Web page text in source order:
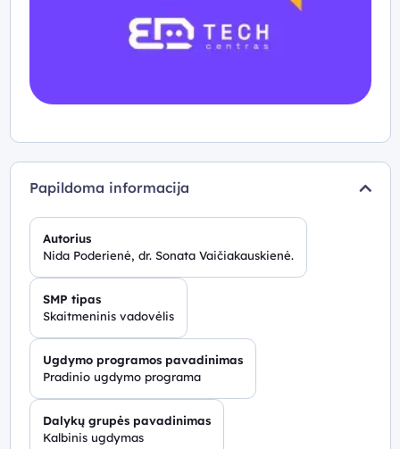
Papildoma informacija
Autorius
Nida Poderienė, dr. Sonata Vaičiakauskienė.
SMP tipas
Skaitmeninis vadovėlis
Ugdymo programos pavadinimas
Pradinio ugdymo programa
Dalykų grupės pavadinimas
Kalbinis ugdymas